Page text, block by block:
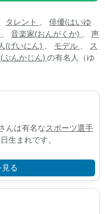
タレント 、俳優(はいゆ
、音楽家(おんがくか) 、声
(げいにん) モデル
ス
ぶんかじん)の有名人（ゆ
んは有名なスポーツ選手
生まれです。
見る